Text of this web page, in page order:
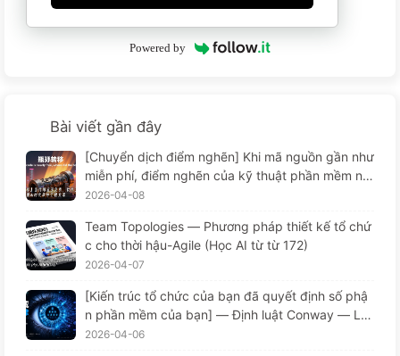
Powered by
Bài viết gần đây
[Chuyển dịch điểm nghẽn] Khi mã nguồn gần như
miễn phí, điểm nghẽn của kỹ thuật phần mềm nằ
m ở đâu? Sự thay đổi trong kỹ thuật phần mềm t
2026-04-08
Team Topologies — Phương pháp thiết kế tổ chứ
c cho thời hậu-Agile (Học AI từ từ 172)
2026-04-07
[Kiến trúc tổ chức của bạn đã quyết định số phậ
n phần mềm của bạn] — Định luật Conway — Lu
ật quản lý bị đánh giá thấp suốt 56 năm Sự thay
2026-04-06